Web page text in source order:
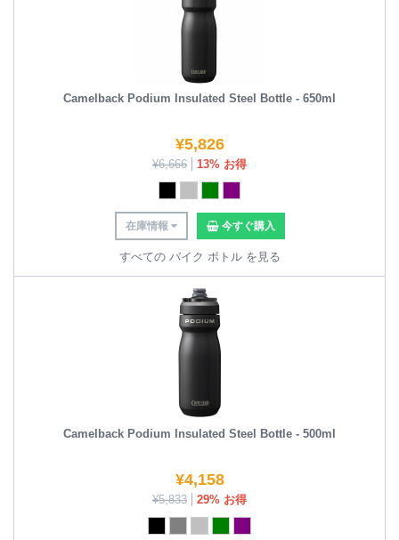
Camelback Podium Insulated Steel Bottle - 650ml
¥5,826
¥6,666 13% お得
在庫情報 今すぐ購入
すべての バイク ボトル を見る
Camelback Podium Insulated Steel Bottle - 500ml
¥4,158
¥5,833 29% お得